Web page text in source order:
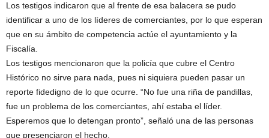
Los testigos indicaron que al frente de esa balacera se pudo
identificar a uno de los líderes de comerciantes, por lo que esperan
que en su ámbito de competencia actúe el ayuntamiento y la
Fiscalía.
Los testigos mencionaron que la policía que cubre el Centro
Histórico no sirve para nada, pues ni siquiera pueden pasar un
reporte fidedigno de lo que ocurre. “No fue una riña de pandillas,
fue un problema de los comerciantes, ahí estaba el líder.
Esperemos que lo detengan pronto”, señaló una de las personas
que presenciaron el hecho.